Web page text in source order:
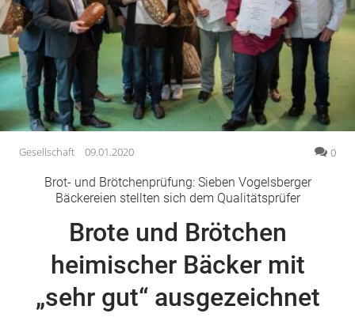
Gesundheit
Kultur
Lifestyle
Wirtschaft
Vogelsberg
Alsfeld
Lauterbach
Romrod
Homberg
Ohm
Schotten
Schlitz
Gesellschaft 09.01.2020 0
Brot- und Brötchenprüfung: Sieben Vogelsberger
Bäckereien stellten sich dem Qualitätsprüfer
Brote und Brötchen
heimischer Bäcker mit
„sehr gut“ ausgezeichnet